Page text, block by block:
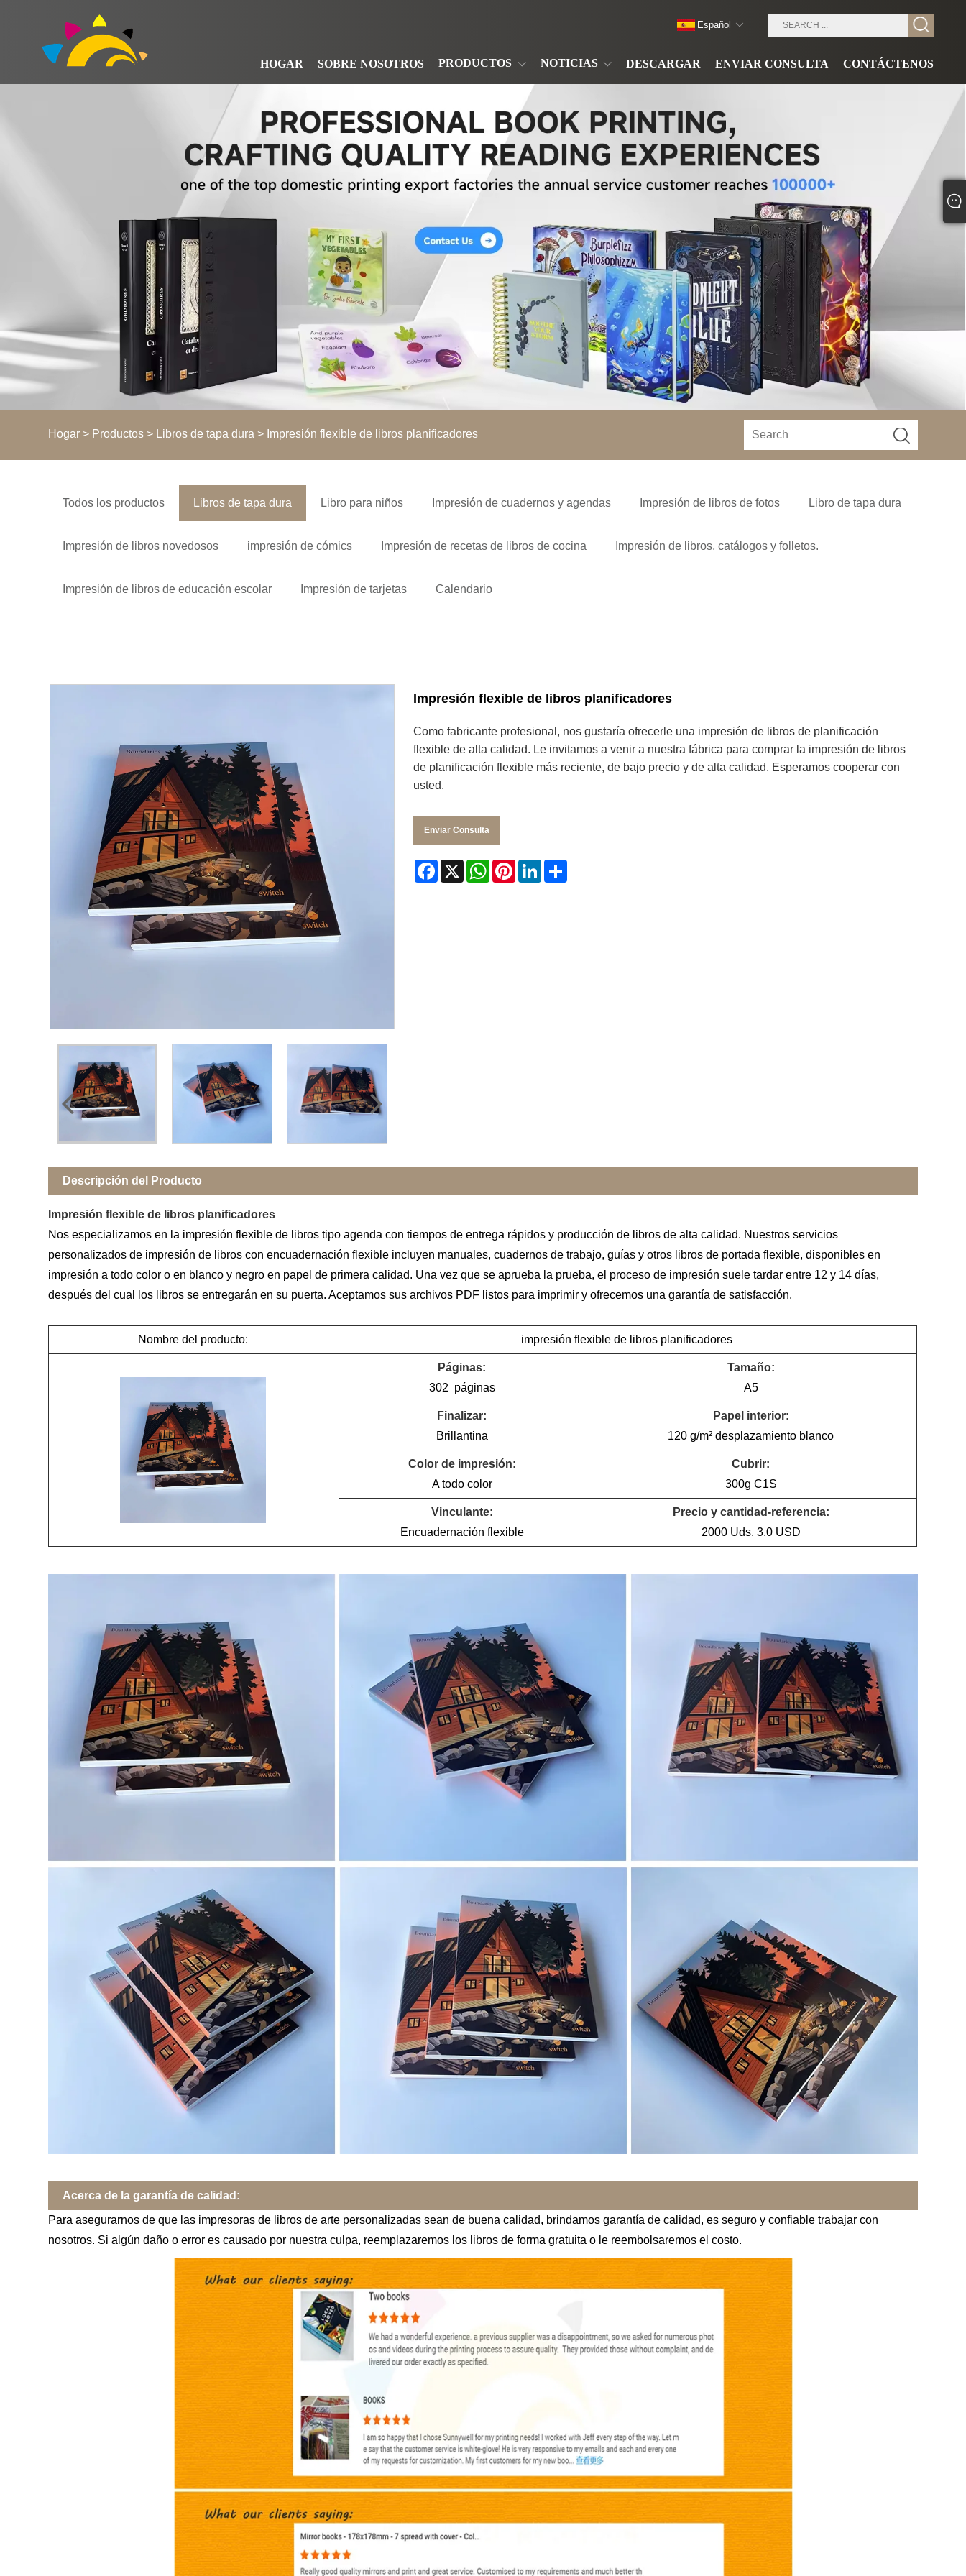
HOGAR SOBRE NOSOTROS PRODUCTOS NOTICIAS DESCARGAR ENVIAR CONSULTA CONTÁCTENOS
Español
Hogar > Productos > Libros de tapa dura > Impresión flexible de libros planificadores
Todos los productos Libros de tapa dura Libro para niños Impresión de cuadernos y agendas Impresión de libros de fotos Libro de tapa dura
Impresión de libros novedosos impresión de cómics Impresión de recetas de libros de cocina Impresión de libros, catálogos y folletos.
Impresión de libros de educación escolar Impresión de tarjetas Calendario
Impresión flexible de libros planificadores
Como fabricante profesional, nos gustaría ofrecerle una impresión de libros de planificación
flexible de alta calidad. Le invitamos a venir a nuestra fábrica para comprar la impresión de libros
de planificación flexible más reciente, de bajo precio y de alta calidad. Esperamos cooperar con
usted.
Enviar Consulta
Facebook
X WhatsApp
PinterestLinkedIn
Descripción del Producto
Impresión flexible de libros planificadores
Nos especializamos en la impresión flexible de libros tipo agenda con tiempos de entrega rápidos y producción de libros de alta calidad. Nuestros servicios
personalizados de impresión de libros con encuadernación flexible incluyen manuales, cuadernos de trabajo, guías y otros libros de portada flexible, disponibles en
impresión a todo color o en blanco y negro en papel de primera calidad. Una vez que se aprueba la prueba, el proceso de impresión suele tardar entre 12 y 14 días,
después del cual los libros se entregarán en su puerta. Aceptamos sus archivos PDF listos para imprimir y ofrecemos una garantía de satisfacción.
Nombre del producto: impresión flexible de libros planificadores
Páginas:
302 páginas
Tamaño:
A5
Finalizar:
Brillantina
Papel interior:
120 g/m² desplazamiento blanco
Color de impresión:
A todo color
Cubrir:
300g C1S
Vinculante:
Encuadernación flexible
Precio y cantidad-referencia:
2000 Uds. 3,0 USD
Acerca de la garantía de calidad:
Para asegurarnos de que las impresoras de libros de arte personalizadas sean de buena calidad, brindamos garantía de calidad, es seguro y confiable trabajar con
nosotros. Si algún daño o error es causado por nuestra culpa, reemplazaremos los libros de forma gratuita o le reembolsaremos el costo.